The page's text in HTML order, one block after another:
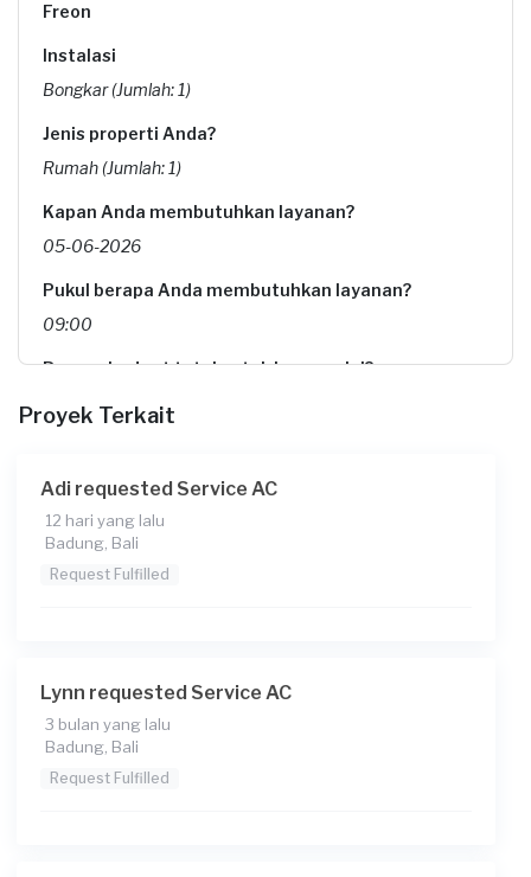
Freon
Instalasi
Bongkar (Jumlah: 1)
Jenis properti Anda?
Rumah (Jumlah: 1)
Kapan Anda membutuhkan layanan?
05-06-2026
Pukul berapa Anda membutuhkan layanan?
09:00
Berapa budget total untuk layanan ini?
Rp175.000 + Rp11.000 (biaya layanan) + Rp3.043 (biaya
Transaksi)
Proyek Terkait
Adi requested Service AC
12 hari yang lalu
Badung, Bali
Request Fulfilled
Lynn requested Service AC
3 bulan yang lalu
Badung, Bali
Request Fulfilled